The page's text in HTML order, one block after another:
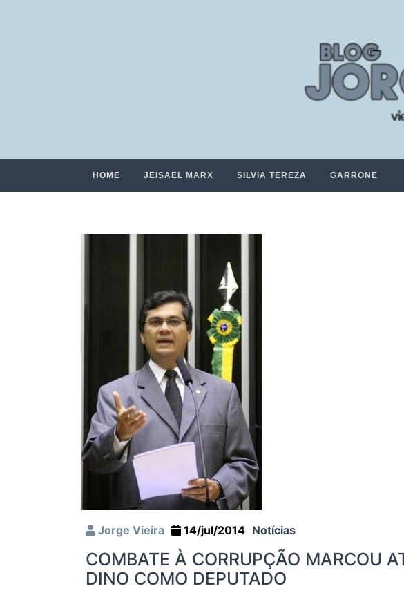
HOME JEISAEL MARX SILVIA TEREZA GARRONE
Jorge Vieira 14/jul/2014 Notícias
COMBATE À CORRUPÇÃO MARCOU
DINO COMO DEPUTADO